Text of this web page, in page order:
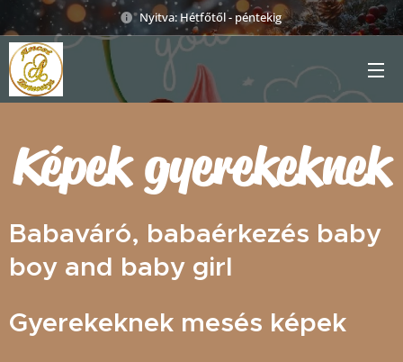
Nyitva: Hétfőtől - péntekig
Képek gyerekeknek
Babaváró, babaérkezés baby
boy and baby girl
Gyerekeknek mesés képek